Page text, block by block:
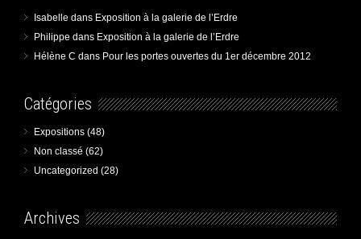
Isabelle dans Exposition à la galerie de l’Erdre
Philippe dans Exposition à la galerie de l’Erdre
Hélène C dans Pour les portes ouvertes du 1er décembre 2012
Catégories
Expositions (48)
Non classé (62)
Uncategorized (28)
Archives